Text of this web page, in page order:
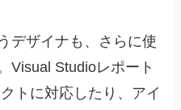
デザイナも、さらに使
Visual Studioレポート
トに対応したり、アイ